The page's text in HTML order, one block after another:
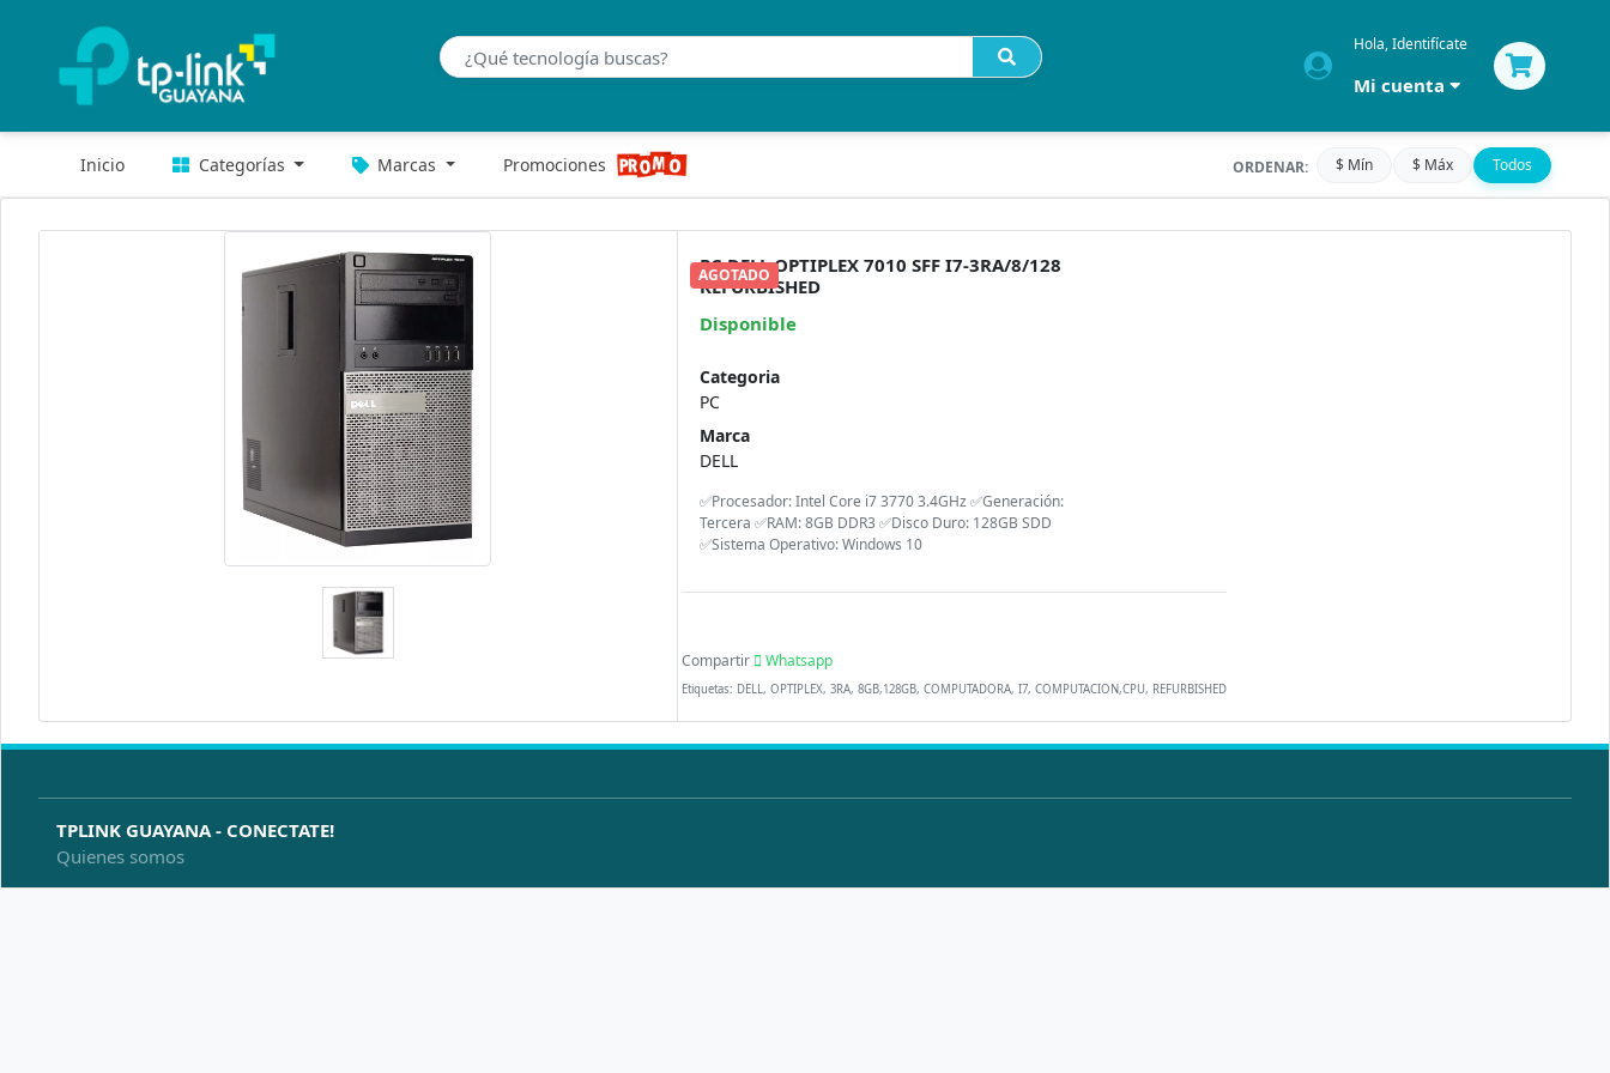
Hola, Identifícate
Mi cuenta
Inicio Categorías Marcas Promociones ORDENAR: $ Mín $ Máx Todos
PC DELL OPTIPLEX 7010 SFF I7-3RA/8/128
REFURBISHED
Disponible
AGOTADO
Categoria
PC
Marca
DELL
✅Procesador: Intel Core i7 3770 3.4GHz ✅Generación:
Tercera ✅RAM: 8GB DDR3 ✅Disco Duro: 128GB SDD
✅Sistema Operativo: Windows 10
Compartir Whatsapp
Etiquetas: DELL, OPTIPLEX, 3RA, 8GB,128GB, COMPUTADORA, I7, COMPUTACION,CPU, REFURBISHED
TPLINK GUAYANA - CONECTATE!
Quienes somos